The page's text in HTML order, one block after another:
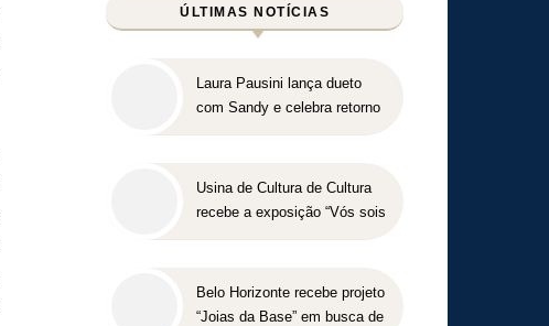
ÚLTIMAS NOTÍCIAS
Laura Pausini lança dueto
com Sandy e celebra retorno
Usina de Cultura de Cultura
recebe a exposição “Vós sois
Belo Horizonte recebe projeto
“Joias da Base” em busca de